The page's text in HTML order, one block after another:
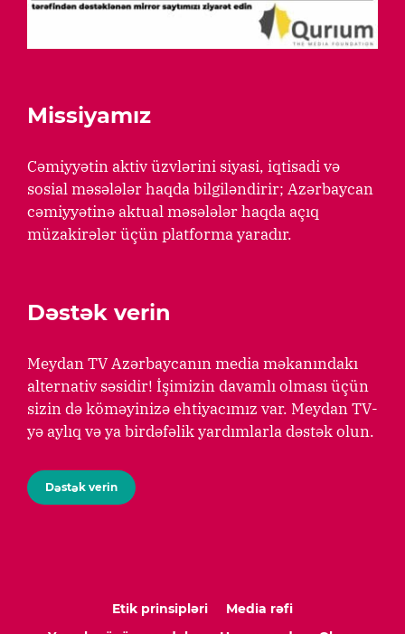
Missiyamız
Cəmiyyətin aktiv üzvlərini siyasi, iqtisadi və
sosial məsələlər haqda bilgiləndirir; Azərbaycan
cəmiyyətinə aktual məsələlər haqda açıq
müzakirələr üçün platforma yaradır.
Dəstək verin
Meydan TV Azərbaycanın media məkanındakı
alternativ səsidir! İşimizin davamlı olması üçün
sizin də köməyinizə ehtiyacımız var. Meydan TV-
yə aylıq və ya birdəfəlik yardımlarla dəstək olun.
Dəstək verin
Etik prinsipləri
Media rəfi